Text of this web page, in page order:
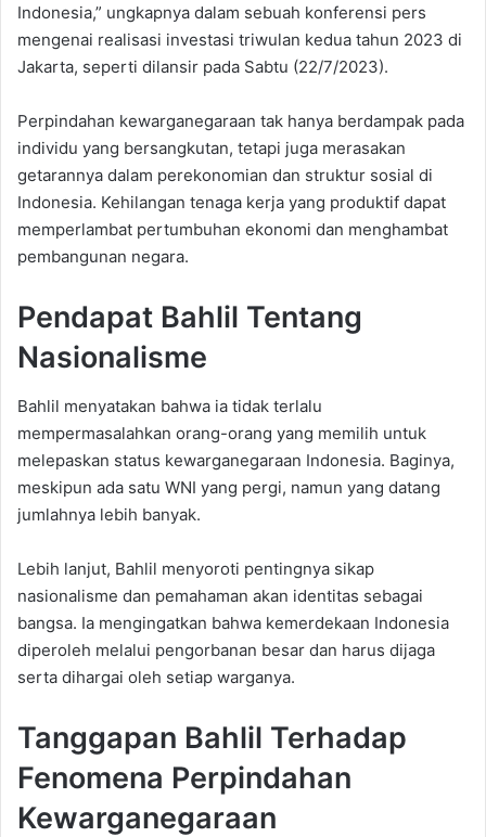
Indonesia,” ungkapnya dalam sebuah konferensi pers
mengenai realisasi investasi triwulan kedua tahun 2023 di
Jakarta, seperti dilansir pada Sabtu (22/7/2023).
Perpindahan kewarganegaraan tak hanya berdampak pada
individu yang bersangkutan, tetapi juga merasakan
getarannya dalam perekonomian dan struktur sosial di
Indonesia. Kehilangan tenaga kerja yang produktif dapat
memperlambat pertumbuhan ekonomi dan menghambat
pembangunan negara.
Pendapat Bahlil Tentang
Nasionalisme
Bahlil menyatakan bahwa ia tidak terlalu
mempermasalahkan orang-orang yang memilih untuk
melepaskan status kewarganegaraan Indonesia. Baginya,
meskipun ada satu WNI yang pergi, namun yang datang
jumlahnya lebih banyak.
Lebih lanjut, Bahlil menyoroti pentingnya sikap
nasionalisme dan pemahaman akan identitas sebagai
bangsa. Ia mengingatkan bahwa kemerdekaan Indonesia
diperoleh melalui pengorbanan besar dan harus dijaga
serta dihargai oleh setiap warganya.
Tanggapan Bahlil Terhadap
Fenomena Perpindahan
Kewarganegaraan